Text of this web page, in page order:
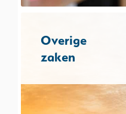
Overige
zaken